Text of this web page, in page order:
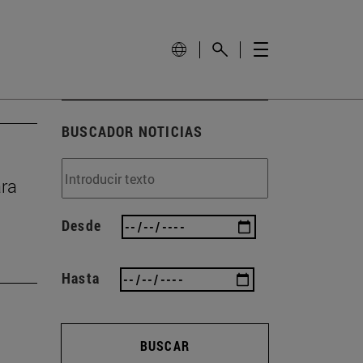
BUSCADOR NOTICIAS
Desde
Hasta
BUSCAR